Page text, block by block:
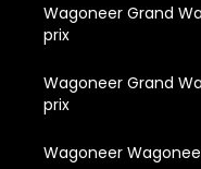
Wagoneer Grand
prix
Wagoneer Grand
prix
Wagoneer